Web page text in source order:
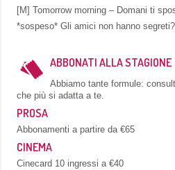
[M] Tomorrow morning – Domani ti
*sospeso* Gli amici non hanno segreti?
ABBONATI ALLA STAGIONE
Abbiamo tante formule:
che più si adatta a te.
PROSA
Abbonamenti a partire da €65
CINEMA
Cinecard 10 ingressi a €40